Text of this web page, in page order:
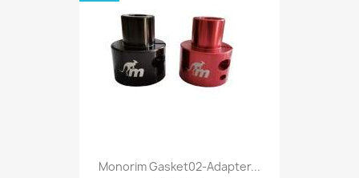
Monorim Gasket02-Adapter...